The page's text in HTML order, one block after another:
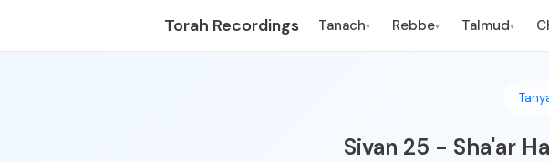
Torah Recordings Tanach▾ Rebbe▾ Talmud▾
Sivan 25 - Sha'ar